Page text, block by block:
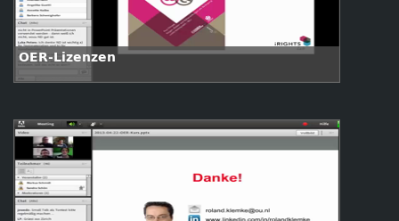
OER-Lizenzen